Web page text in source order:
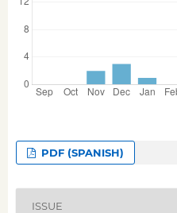
PDF (SPANISH)
ISSUE